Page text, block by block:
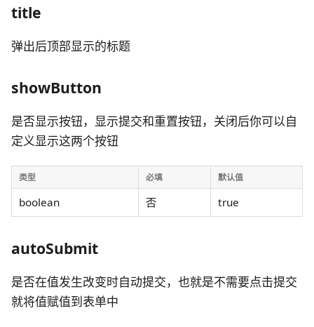
title
弹出后顶部显示的标题
showButton
是否显示按钮，显示提交和重置按钮，关闭后你可以自
定义显示这两个按钮
类型 必填 默认值
boolean 否 true
autoSubmit
是否在值发生改变时自动提交，也就是不需要点击提交
就将值赋值到表单中